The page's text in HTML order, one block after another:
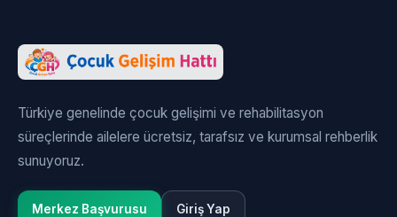
Türkiye genelinde çocuk gelişimi ve rehabilitasyon
süreçlerinde ailelere ücretsiz, tarafsız ve kurumsal rehberlik
sunuyoruz.
Merkez Başvurusu Giriş Yap